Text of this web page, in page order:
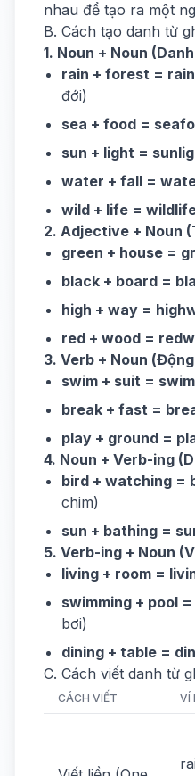
nhau để tạo ra một
B. Cách tạo danh từ
1. Noun + Noun
rain + forest =
đới)
sea + food =
sun + light =
water + fall =
wild + life =
2. Adjective + Noun
green + house =
black + board =
high + way =
red + wood =
3. Verb + Noun
swim + suit =
break + fast =
play + ground =
4. Noun + Verb-ing
bird + watching =
chim)
sun + bathing =
5. Verb-ing + Noun
living + room =
swimming + pool
bơi)
dining + table =
C. Cách viết danh từ
CÁCH VIẾT VÍ